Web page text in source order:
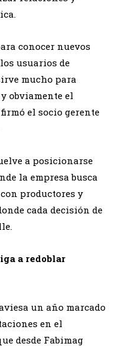
conocer nuevos
usuarios de
mucho para
obviamente el
el socio gerente
a posicionarse
la empresa busca
productores y
cada decisión de
a redoblar
un año marcado
en el
desde Fabimag